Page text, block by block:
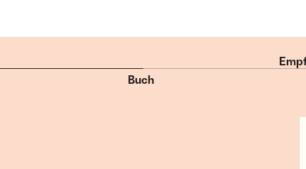
Buch